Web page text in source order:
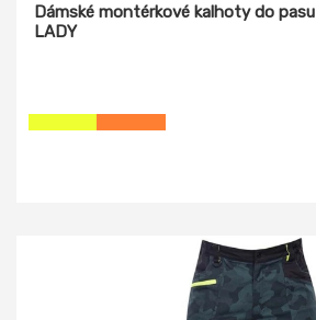
Dámské montérkové kalhoty do pasu
LADY